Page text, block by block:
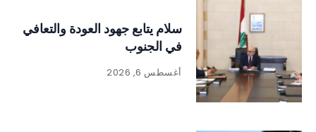
سلام يتابع جهود العودة والتعافي
في الجنوب
أغسطس 6, 2026